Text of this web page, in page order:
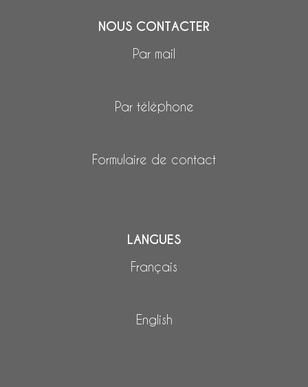
NOUS CONTACTER
Par mail
Par téléphone
Formulaire de contact
LANGUES
Français
English